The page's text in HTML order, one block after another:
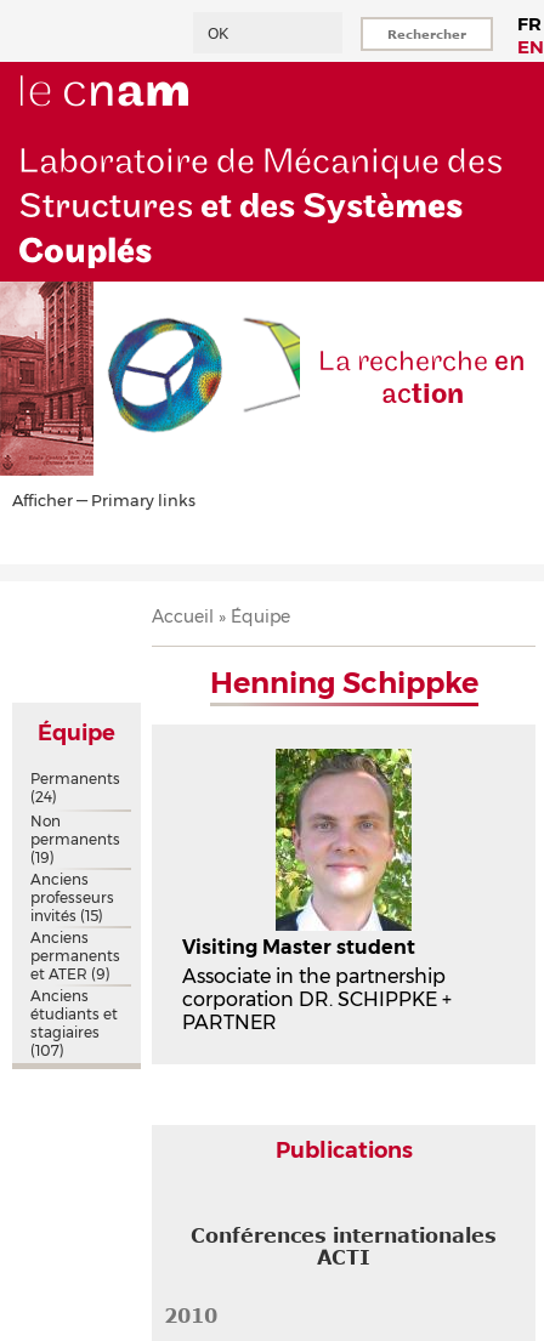
principal
FR
EN
Laboratoire de Mécanique des
Structures et des Systèmes
Couplés
La recherche en
action
Primary
Afficher — Primary links
Fil
d'Ariane
Accueil Équipe
Henning Schippke
Visiting Master student
Associate in the partnership
corporation DR. SCHIPPKE +
PARTNER
Publications
Conférences internationales
ACTI
2010
Équipe
Permanents
(24)
Non
permanents
(19)
Anciens
professeurs
invités (15)
Anciens
permanents
et ATER (9)
Anciens
étudiants et
stagiaires
(107)